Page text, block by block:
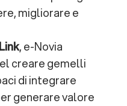
migliorare e
, e-Novia
creare gemelli
di integrare
generare valore